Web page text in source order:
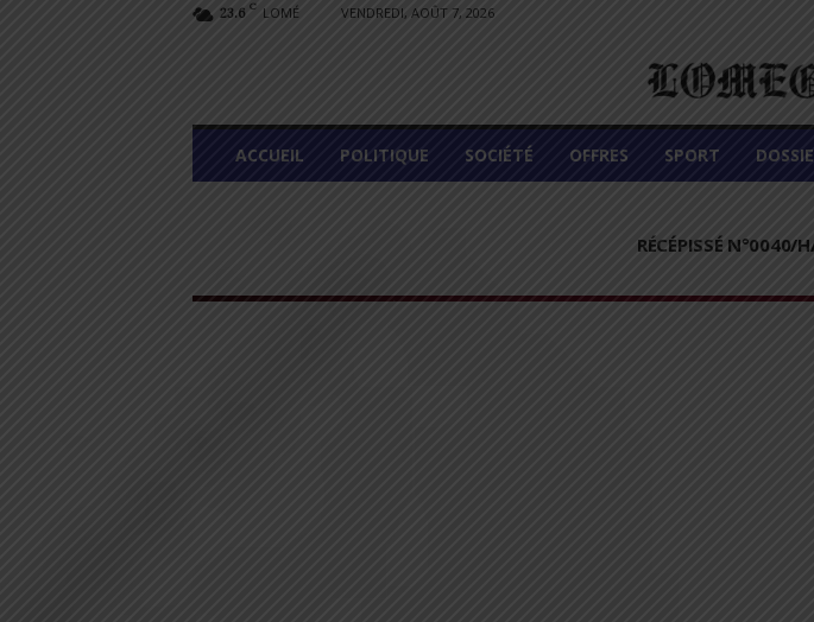
23.6 C LOMÉ VENDREDI, AOÛT 7, 2026
L
M
ACCUEIL POLITIQUE SOCIÉTÉ OFFRES SPORT
RÉCÉPISSÉ